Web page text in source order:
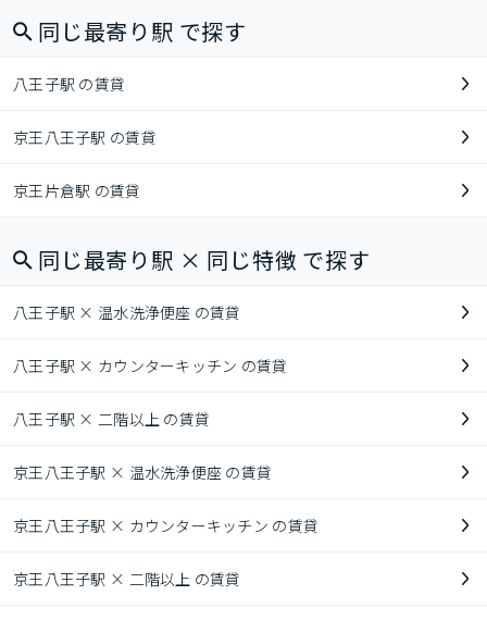
同じ最寄り駅 で探す
八王子駅 の賃貸
京王八王子駅 の賃貸
京王片倉駅 の賃貸
同じ最寄り駅 × 同じ特徴 で探す
八王子駅 × 温水洗浄便座 の賃貸
八王子駅 × カウンターキッチン の賃貸
八王子駅 × 二階以上 の賃貸
京王八王子駅 × 温水洗浄便座 の賃貸
京王八王子駅 × カウンターキッチン の賃貸
京王八王子駅 × 二階以上 の賃貸